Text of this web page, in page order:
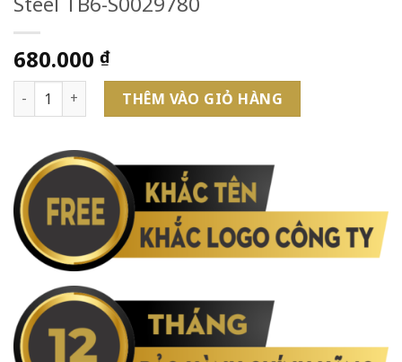
680.000 ₫
Bút Bi Cao Cấp Parker Vector X-STAIN Steel TB6-S0029780
THÊM VÀO GIỎ HÀNG